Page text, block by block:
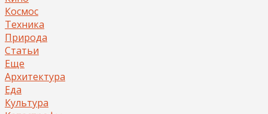
Космос
Техника
Природа
Статьи
Еще
Архитектура
Еда
Культура